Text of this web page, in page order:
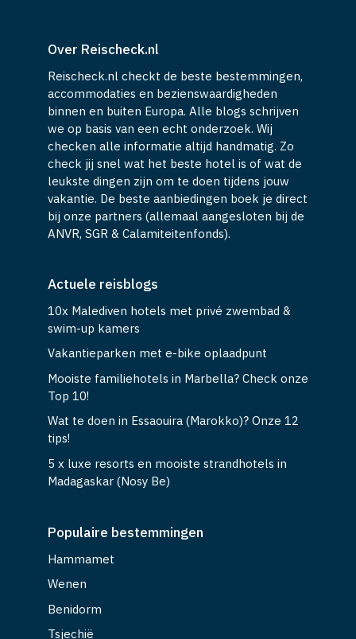
Over Reischeck.nl
Reischeck.nl checkt de beste bestemmingen,
accommodaties en bezienswaardigheden
binnen en buiten Europa. Alle blogs schrijven
we op basis van een echt onderzoek. Wij
checken alle informatie altijd handmatig. Zo
check jij snel wat het beste hotel is of wat de
leukste dingen zijn om te doen tijdens jouw
vakantie. De beste aanbiedingen boek je direct
bij onze partners (allemaal aangesloten bij de
ANVR, SGR & Calamiteitenfonds).
Actuele reisblogs
10x Malediven hotels met privé zwembad &
swim-up kamers
Vakantieparken met e-bike oplaadpunt
Mooiste familiehotels in Marbella? Check onze
Top 10!
Wat te doen in Essaouira (Marokko)? Onze 12
tips!
5 x luxe resorts en mooiste strandhotels in
Madagaskar (Nosy Be)
Populaire bestemmingen
Hammamet
Wenen
Benidorm
Tsjechië